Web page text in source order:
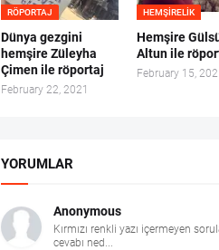
RÖPORTAJ
Dünya gezgini
hemşire Züleyha
Çimen ile röportaj
February 22, 2021
HEMŞIRELIK
Hemşire
Altun ile
February 15,
YORUMLAR
Anonymous
Kırmızı renkli yazı içermeyen
cevabı ned...